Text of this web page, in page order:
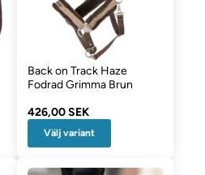
Back on Track Haze
Fodrad Grimma Brun
426,00 SEK
Välj variant